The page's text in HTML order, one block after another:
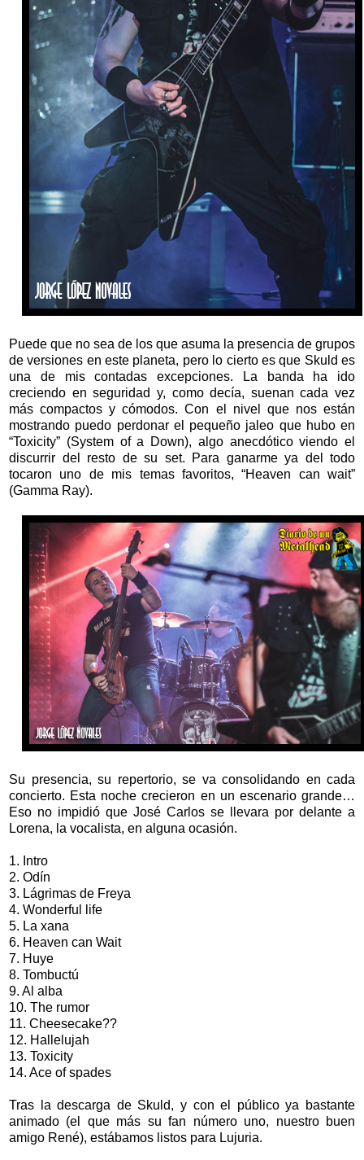
Puede que no sea de los que asuma la presencia de grupos
de versiones en este planeta, pero lo cierto es que Skuld es
una de mis contadas excepciones. La banda ha ido
creciendo en seguridad y, como decía, suenan cada vez
más compactos y cómodos. Con el nivel que nos están
mostrando puedo perdonar el pequeño jaleo que hubo en
“Toxicity” (System of a Down), algo anecdótico viendo el
discurrir del resto de su set. Para ganarme ya del todo
tocaron uno de mis temas favoritos, “Heaven can wait”
(Gamma Ray).
Su presencia, su repertorio, se va consolidando en cada
concierto. Esta noche crecieron en un escenario grande…
Eso no impidió que José Carlos se llevara por delante a
Lorena, la vocalista, en alguna ocasión.
1. Intro
2. Odín
3. Lágrimas de Freya
4. Wonderful life
5. La xana
6. Heaven can Wait
7. Huye
8. Tombuctú
9. Al alba
10. The rumor
11. Cheesecake??
12. Hallelujah
13. Toxicity
14. Ace of spades
Tras la descarga de Skuld, y con el público ya bastante
animado (el que más su fan número uno, nuestro buen
amigo René), estábamos listos para Lujuria.